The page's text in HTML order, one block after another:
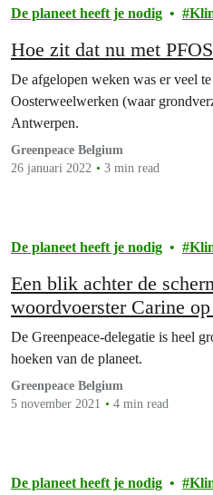
De planeet heeft je nodig
Hoe zit dat nu met
De afgelopen weken was er veel
Oosterweelwerken (waar
Antwerpen.
Greenpeace Belgium
26 januari 2022
3 min read
De planeet heeft je nodig
Een blik achter de
woordvoerster Carine
De Greenpeace-delegatie is heel
hoeken van de planeet.
Greenpeace Belgium
5 november 2021
4 min read
De planeet heeft je nodig